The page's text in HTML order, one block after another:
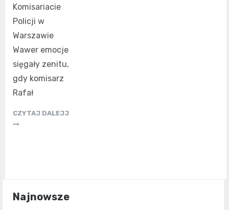
Komisariacie
Policji w
Warszawie
Wawer emocje
sięgały zenitu,
gdy komisarz
Rafał
CZYTAJ DALEJJ
Najnowsze